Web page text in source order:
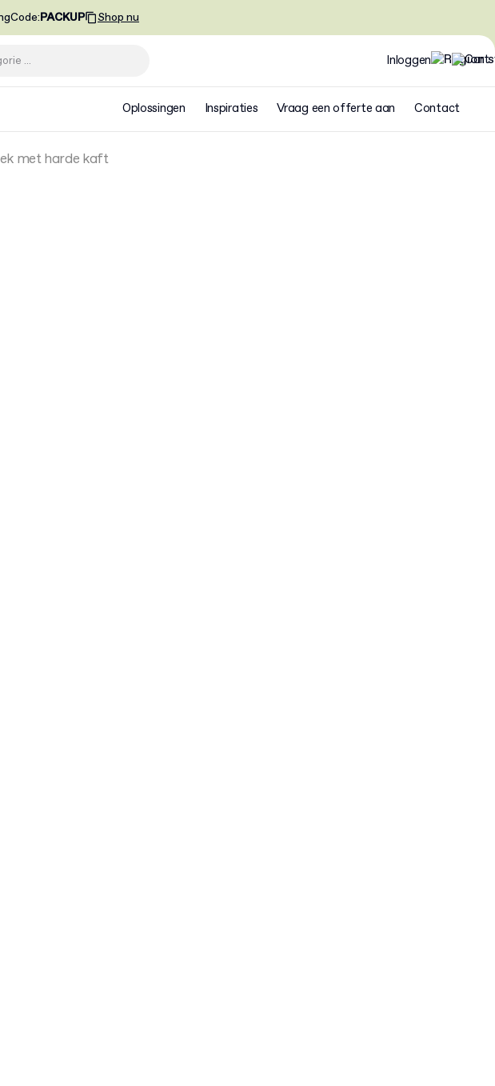
Code:PACKUP Shop nu
Inloggen
Oplossingen Inspiraties Vraag een offerte aan Contact
met harde kaft